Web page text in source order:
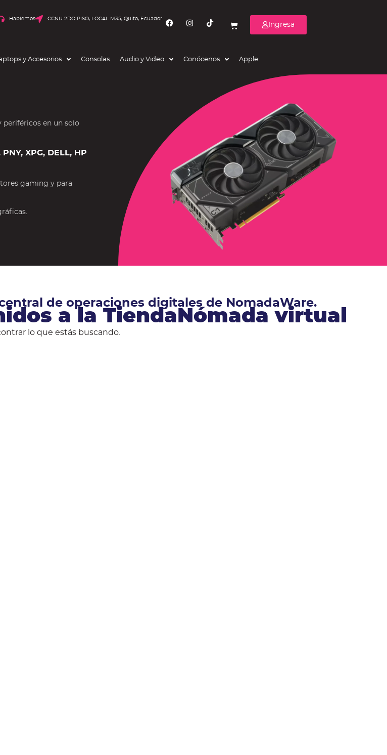
Hablemos CCNU 2DO PISO, LOCAL M35, Quito, Ecuador
Ingresa
y Accesorios Consolas Audio y Video Conócenos Apple
periféricos en un solo
XPG, DELL, HP
gaming y para
de operaciones digitales de NomadaWare.
a la TiendaNómada virtual
lo que estás buscando.